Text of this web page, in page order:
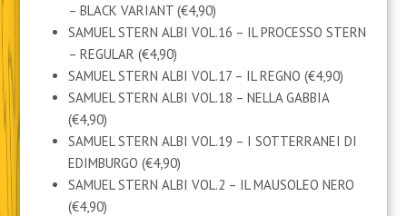
– BLACK VARIANT (€4,90)
SAMUEL STERN ALBI VOL.16 – IL PROCESSO STERN
– REGULAR (€4,90)
SAMUEL STERN ALBI VOL.17 – IL REGNO (€4,90)
SAMUEL STERN ALBI VOL.18 – NELLA GABBIA
(€4,90)
SAMUEL STERN ALBI VOL.19 – I SOTTERRANEI DI
EDIMBURGO (€4,90)
SAMUEL STERN ALBI VOL.2 – IL MAUSOLEO NERO
(€4,90)